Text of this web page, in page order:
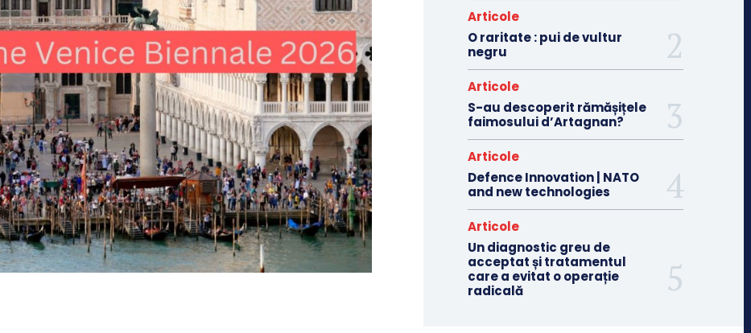
Articole
O raritate : pui de vultur
negru
Articole
S-au descoperit rămășițele
faimosului d’Artagnan?
Articole
Defence Innovation | NATO
and new technologies
Articole
Un diagnostic greu de
acceptat și tratamentul
care a evitat o operație
radicală